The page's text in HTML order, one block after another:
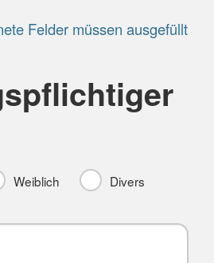
Felder müssen ausgefüllt
Weiblich
Divers